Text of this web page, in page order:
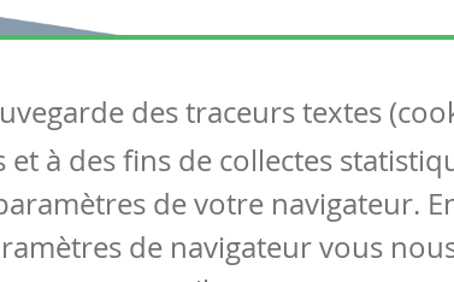
Articles
Tous les articles
Articles DYS
Circulaires
des traceurs textes
à des fins de collectes
de votre navigateur.
de navigateur vous